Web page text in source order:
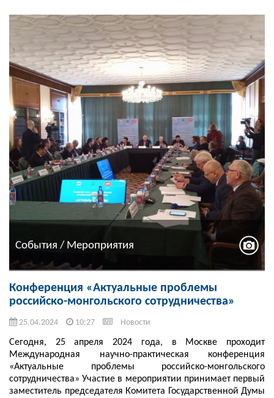
События / Мероприятия
Конференция «Актуальные проблемы
российско-монгольского сотрудничества»
25.04.2024 10:27 Новости
Сегодня, 25 апреля 2024 года, в Москве проходит
Международная научно-практическая конференция
«Актуальные проблемы российско-монгольского
сотрудничества» Участие в мероприятии принимает первый
заместитель председателя Комитета Государственной Думы